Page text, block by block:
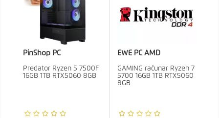
PinShop PC
Predator Ryzen 5 7500F
16GB 1TB RTX5060 8GB
EWE PC AMD
GAMING računar Ryzen 7
5700 16GB 1TB RTX5060
8GB